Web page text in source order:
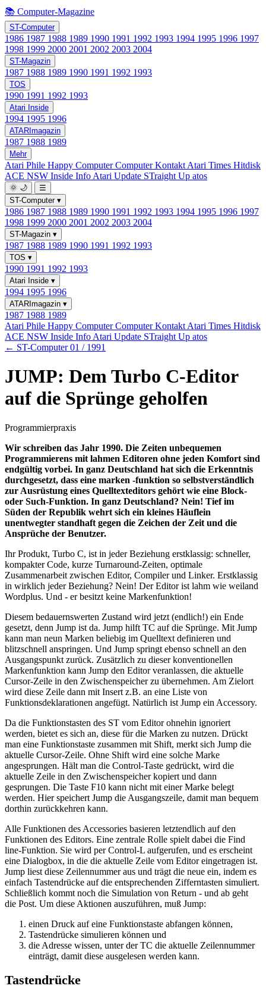
📚 Computer-Magazine
ST-Computer
1986 1987 1988 1989 1990 1991 1992 1993 1994 1995 1996 1997
1998 1999 2000 2001 2002 2003 2004
ST-Magazin
1987 1988 1989 1990 1991 1992 1993
TOS
1990 1991 1992 1993
Atari Inside
1994 1995 1996
ATARImagazin
1987 1988 1989
Mehr
Atari Phile Happy ComputerComputer Kontakt Atari Times Hitdisk
ACE NSW Inside Info Atari Update STraight Up atos
🌞 🌙
☰
ST-Computer ▾
1986 1987 1988 1989 1990 1991 1992 1993 1994 1995 1996 1997
1998 1999 2000 2001 2002 2003 2004
ST-Magazin ▾
1987 1988 1989 1990 1991 1992 1993
TOS ▾
1990 1991 1992 1993
Atari Inside ▾
1994 1995 1996
ATARImagazin ▾
1987 1988 1989
Atari Phile Happy ComputerComputer Kontakt Atari Times Hitdisk
ACE NSW Inside Info Atari Update STraight Up atos
← ST-Computer 01 / 1991
JUMP: Dem Turbo C-Editor
auf die Sprünge geholfen
Programmierpraxis
Wir schreiben das Jahr 1990. Die Zeiten unbequemen
Programmierens mit lahmen Editoren ohne jeden Komfort sind
endgültig vorbei. In ganz Deutschland hat sich die Erkenntnis
durchgesetzt, dass eine marken -funktion so selbstverständlich
zur Ausrüstung eines Quelltexteditors gehört wie eine Block-
oder Such-Funktion. In ganz Deutschland? Nein! Tief im
Süden der Republik wehrt sich ein kleines Häuflein
unentwegter standhaft gegen die Zeichen der Zeit und die
Ansprüche der Benutzer.
Ihr Produkt, Turbo C, ist in jeder Beziehung erstklassig: schneller,
kompakter Code, kurze Turnaround-Zeiten, optimale
Zusammenarbeit zwischen Editor, Compiler und Linker. Erstklassig
in wirklich jeder Beziehung? Nein! Der Editor ist lahm wie weiland
Wordplus. Und - er besitzt keine Markenfunktion!
Diesem bedauernswerten Zustand wird jetzt (endlich!) ein Ende
gesetzt, denn Jump ist da. Jump hilft TC auf die Sprünge. Mit Jump
kann man neun Marken beliebig im Quelltext definieren und
blitzschnell anspringen. Und Jump springt ebenso schnell an den
Ausgangspunkt zurück. Zusätzlich zu dieser konventionellen
Markenfunktion kann Jump den Editor veranlassen, die aktuelle
Cursor-Zeile in den Zwischenspeicher zu übernehmen. Am Zielort
wird diese Zeile dann mit Insert z.B. an eine Liste von
Funktionsdeklarationen angefügt. Natürlich ist Jump ein Accessory.
Da die Funktionstasten des ST vom Editor ohnehin ignoriert
werden, bietet es sich an, diese für die Marken zu nutzen. Drückt
man eine Funktionstaste zusammen mit Shift, merkt sich Jump die
aktuelle Cursor-Zeile. Ohne Shift wird eine solche Marke
angesprungen. Hält man die Control-Taste gedrückt, wird die
aktuelle Zeile in den Zwischenspeicher kopiert und dann
gesprungen. Die Taste F10 kann nicht mit einer Marke belegt
werden. Hier speichert Jump die Ausgangszeile, damit man bequem
dorthin zurückkehren kann.
Alle Funktionen des Accessories basieren letztendlich auf den
Funktionen des Editors. Eine zentrale Rolle spielt dabei die Find
line-Funktion. Sie wird per Control-L aufgerufen, und es erscheint
eine Dialogbox, in die die aktuelle Zeile vom Editor eingetragen ist.
Jump liest diese Zeilennummer aus und trägt die neue ein, indem es
einfach Tastendrücke auf die entsprechenden Zifferntasten simuliert.
Schließlich kommt noch die Simulation von Return - und ab geht
die Post. Um diese Aktionen auszuführen, muß Jump:
einen Druck auf eine Funktionstaste abfangen können,
Tastendrücke simulieren können und
die Adresse wissen, unter der TC die aktuelle Zeilennummer
einträgt, damit diese ausgelesen werden kann.
Tastendrücke